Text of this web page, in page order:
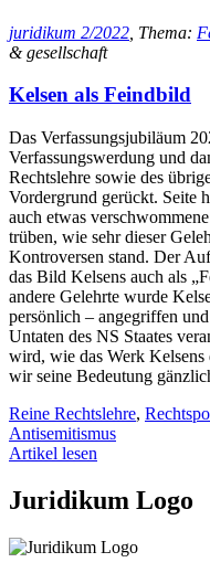
juridikum 2/2022 , Thema:
& gesellschaft
Kelsen als Feindbild
Das Verfassungsjubiläum
Verfassungswerdung und
Rechtslehre sowie des
Vordergrund gerückt. Seite
auch etwas
trüben, wie sehr dieser
Kontroversen stand. Der
das Bild Kelsens auch als
andere Gelehrte wurde
persönlich – angegriffen
Untaten des NS Staates
wird, wie das Werk Kelsens
wir seine Bedeutung
Reine Rechtslehre,
Antisemitismus
Artikel lesen
Juridikum Logo